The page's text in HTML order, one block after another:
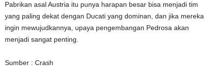
Pabrikan asal Austria itu punya harapan besar bisa menjadi tim
yang paling dekat dengan Ducati yang dominan, dan jika mereka
ingin mewujudkannya, upaya pengembangan Pedrosa akan
menjadi sangat penting.
Sumber : Crash